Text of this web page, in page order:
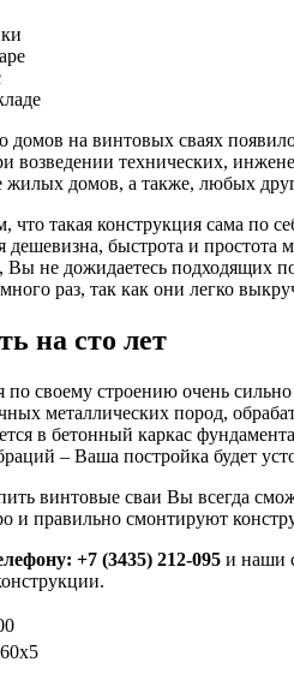
домов на винтовых сваях
возведении технических,
жилых домов, а также, любых
что такая конструкция сама по
дешевизна, быстрота и
Вы не дожидаетесь подходящих
раз, так как они легко
на сто лет
по своему строению очень
металлических пород,
в бетонный каркас
– Ваша постройка будет
винтовые сваи Вы всегда
и правильно смонтируют
+7 (3435) 212-095 и наши